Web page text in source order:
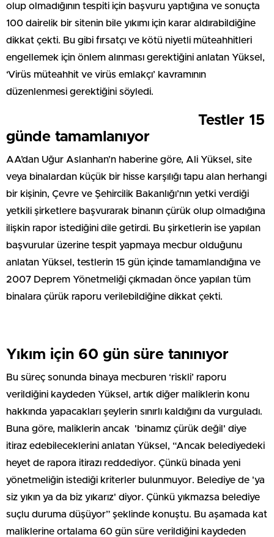
olup olmadığının tespiti için başvuru yaptığına ve sonuçta
100 dairelik bir sitenin bile yıkımı için karar aldırabildiğine
dikkat çekti. Bu gibi fırsatçı ve kötü niyetli müteahhitleri
engellemek için önlem alınması gerektiğini anlatan Yüksel,
‘Virüs müteahhit ve virüs emlakçı’ kavramının
düzenlenmesi gerektiğini söyledi.
Testler 15
günde tamamlanıyor
AA’dan Uğur Aslanhan’n haberine göre, Ali Yüksel, site
veya binalardan küçük bir hisse karşılığı tapu alan herhangi
bir kişinin, Çevre ve Şehircilik Bakanlığı’nın yetki verdiği
yetkili şirketlere başvurarak binanın çürük olup olmadığına
ilişkin rapor istediğini dile getirdi. Bu şirketlerin ise yapılan
başvurular üzerine tespit yapmaya mecbur olduğunu
anlatan Yüksel, testlerin 15 gün içinde tamamlandığına ve
2007 Deprem Yönetmeliği çıkmadan önce yapılan tüm
binalara çürük raporu verilebildiğine dikkat çekti.
Yıkım için 60 gün süre tanınıyor
Bu süreç sonunda binaya mecburen ‘riskli’ raporu
verildiğini kaydeden Yüksel, artık diğer maliklerin konu
hakkında yapacakları şeylerin sınırlı kaldığını da vurguladı.
Buna göre, maliklerin ancak 'binamız çürük değil' diye
itiraz edebileceklerini anlatan Yüksel, “Ancak belediyedeki
heyet de rapora itirazı reddediyor. Çünkü binada yeni
yönetmeliğin istediği kriterler bulunmuyor. Belediye de 'ya
siz yıkın ya da biz yıkarız' diyor. Çünkü yıkmazsa belediye
suçlu duruma düşüyor” şeklinde konuştu. Bu aşamada kat
maliklerine ortalama 60 gün süre verildiğini kaydeden